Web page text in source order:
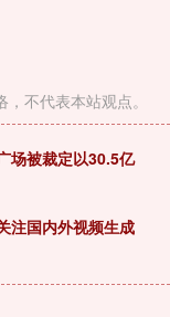
不代表本站观点。
场被裁定以30.5亿
注国内外视频生成